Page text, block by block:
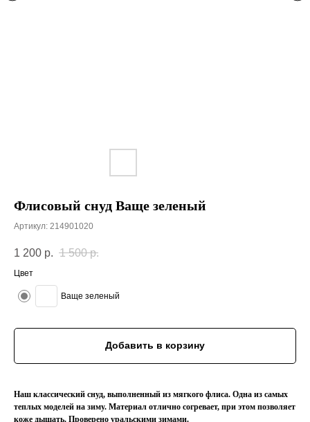
Флисовый снуд Ваще зеленый
Артикул: 214901020
1 200 р. 1 500 р.
Цвет
Ваще зеленый
Добавить в корзину
Наш классический снуд, выполненный из мягкого флиса. Одна из самых
теплых моделей на зиму. Материал отлично согревает, при этом позволяет
коже дышать. Проверено уральскими зимами.